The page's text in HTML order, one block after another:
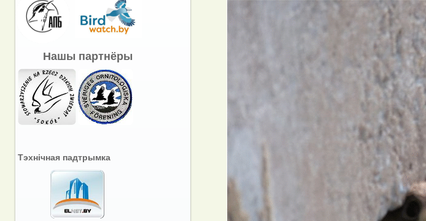
Нашы партнёры
Тэхнічная падтрымка